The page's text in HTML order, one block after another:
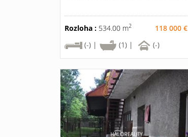
Rozloha : 534.00 m2
118 000 €
(-) |
(1) | (-)